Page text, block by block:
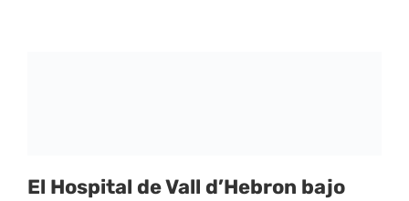
El Hospital de Vall d’Hebron bajo